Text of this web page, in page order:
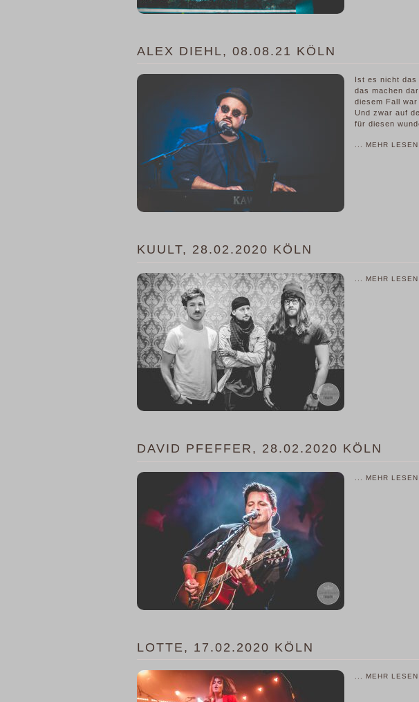
ALEX DIEHL, 08.08.21 KÖLN
Ist es nicht
das machen
diesem Fall
Und zwar auf
für diesen
... MEHR LESEN
KUULT, 28.02.2020 KÖLN
... MEHR LESEN
DAVID PFEFFER, 28.02.2020 KÖLN
... MEHR LESEN
LOTTE, 17.02.2020 KÖLN
... MEHR LESEN